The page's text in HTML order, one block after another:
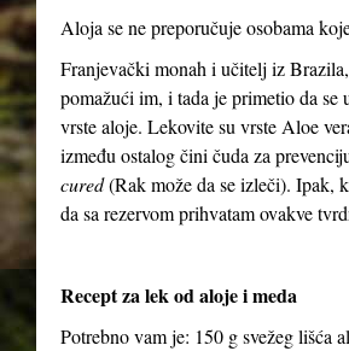
Aloja se ne preporučuje osobama
Franjevački monah i učitelj iz
pomažući im, i tada je primetio da
vrste aloje. Lekovite su vrste Aloe
između ostalog čini čuda za
cured(Rak može da se izleči). Ipak,
da sa rezervom prihvatam ovakve
Recept za lek od aloje i meda
Potrebno vam je: 150 g svežeg lišća